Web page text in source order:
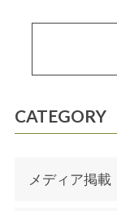
CATEGORY
メディア掲載